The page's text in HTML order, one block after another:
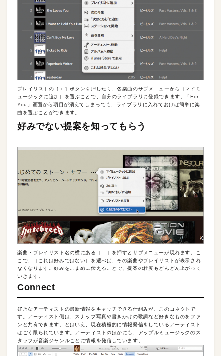
プレイリストの［＋］ボタンを押したり、各楽曲のサブメニューから［マイミ
ュージックに追加］を選ぶことで、自分のライブラリに登録できます。「For
You」画面から項目が消えてしまっても、ライブラリに入れておけば簡単に楽
曲を選ぶことができます。
好みでない提案を知ってもらう
楽曲・プレイリスト名の横にある［…］を押すとサブメニューが現れます。こ
こで、［これは好みではない］を選べば、その楽曲やプレイリストが表示され
なくなります。好みをこまめに伝えることで、提案の精度もどんどん上がって
いきます。
Connect
好きなアーティストの最新情報をキャッチできる仕組みが、このコネクトで
す。アーティスト側は、スナップ写真や書きかけの歌詞など好きなものをファ
ンと共有できます。とはいえ、現在積極的に情報発信をしているアーティスト
はごく限られています。アーティストのほかにも、アップルミュージックのス
タッフが音楽ジャンルごとに情報を発信しています。